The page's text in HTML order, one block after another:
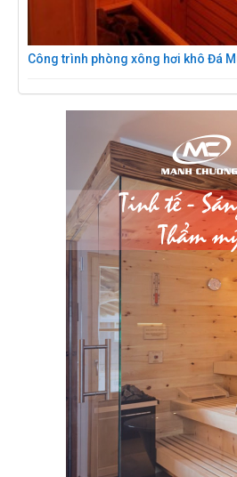
Công trình phòng xông hơi khô Đá